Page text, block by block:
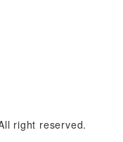
right reserved.